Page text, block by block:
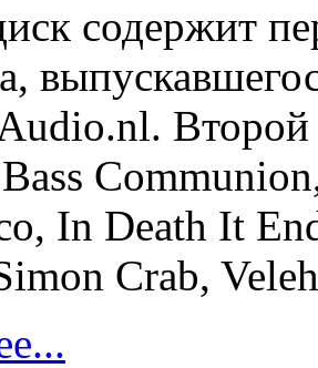
содержит
In Death It
Crab,